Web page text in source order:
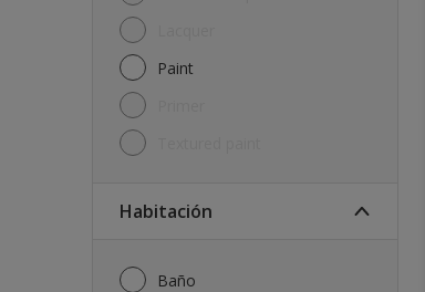
Paint
Habitación
Baño